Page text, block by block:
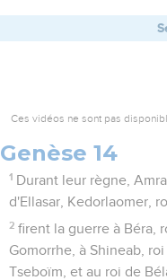
Ces vidéos ne sont pas
Genèse 14
1 Durant leur règne,
d'Ellasar, Kedorlaomer,
2 firent la guerre à Béra,
Gomorrhe, à Shineab,
Tseboïm, et au roi de